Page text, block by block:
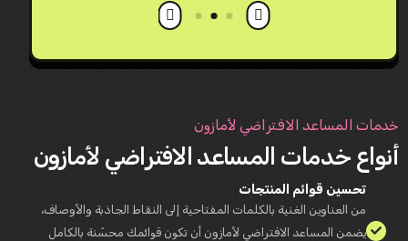
خدمات المساعد الافتراضي لأمازون
أنواع خدمات المساعد الافتراضي لأمازون
تحسين قوائم المنتجات
من العناوين الغنية بالكلمات المفتاحية إلى النقاط الجاذبة والأوصاف،
يضمن المساعد الافتراضي لأمازون أن تكون قوائمك محسّنة بالكامل